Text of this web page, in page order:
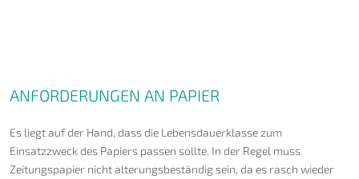
ANFORDERUNGEN AN PAPIER
Es liegt auf der Hand, dass die Lebensdauerklasse zum
Einsatzzweck des Papiers passen sollte. In der Regel muss
Zeitungspapier nicht alterungsbeständig sein, da es rasch wieder